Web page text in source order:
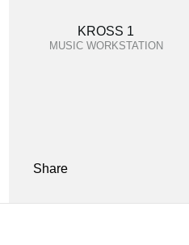
KROSS 1
MUSIC WORKSTATION
Share